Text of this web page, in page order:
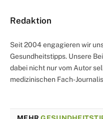
Redaktion
Seit 2004 engagieren wir
Gesundheitstipps. Unsere
dabei nicht nur vom Autor
medizinischen Fach-